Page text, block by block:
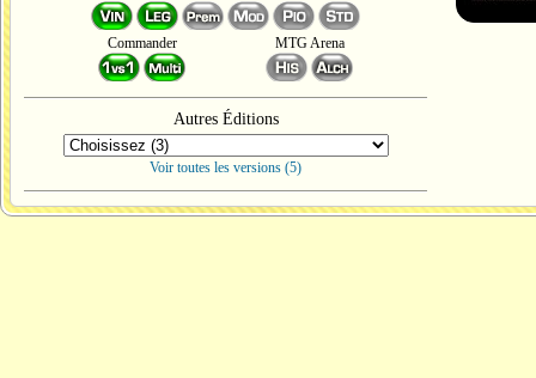
Commander MTG Arena
Autres Éditions
Voir toutes les versions (5)